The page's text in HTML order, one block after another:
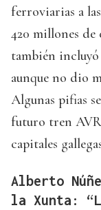
ferroviarias a
420 millones de
también
aunque no dio
Algunas pifias
futuro tren
capitales
Alberto
la Xunta: